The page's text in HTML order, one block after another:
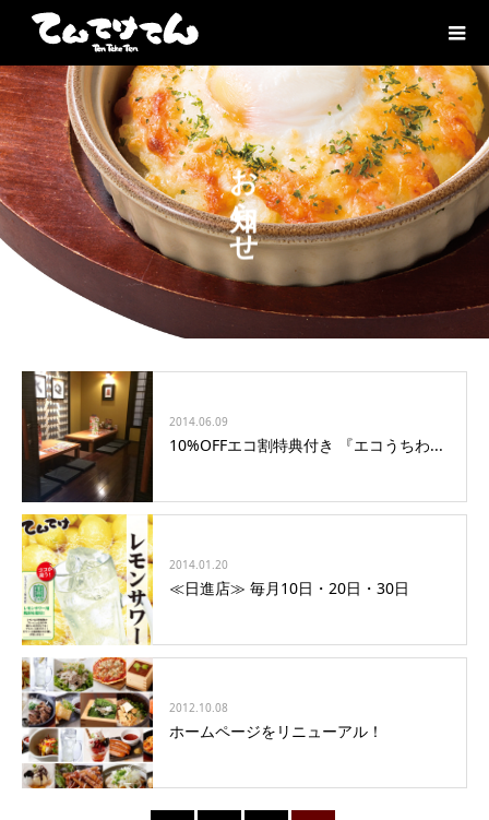
お知らせ
2014.06.09
10%OFFエコ割特典付き 『エコうちわ...
2014.01.20
≪日進店≫ 毎月10日・20日・30日
2012.10.08
ホームページをリニューアル！